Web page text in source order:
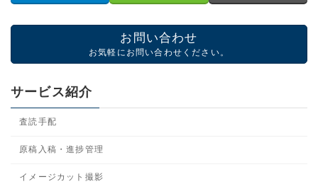
お問い合わせ
お気軽にお問い合わせください。
サービス紹介
査読手配
原稿入稿・進捗管理
イメージカット撮影